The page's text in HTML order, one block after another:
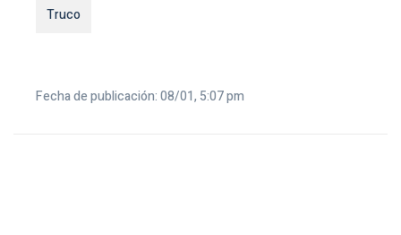
Truco
Fecha de publicación: 08/01, 5:07 pm